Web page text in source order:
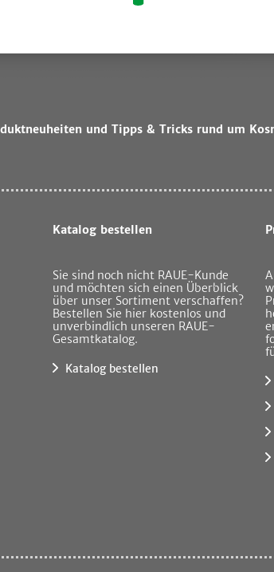
und Tipps & Tricks rund um
Katalog bestellen
Sie sind noch nicht RAUE-Kunde
und möchten sich einen Überblick
über unser Sortiment verschaffen?
Bestellen Sie hier kostenlos und
unverbindlich unseren RAUE-
Gesamtkatalog.
Katalog bestellen